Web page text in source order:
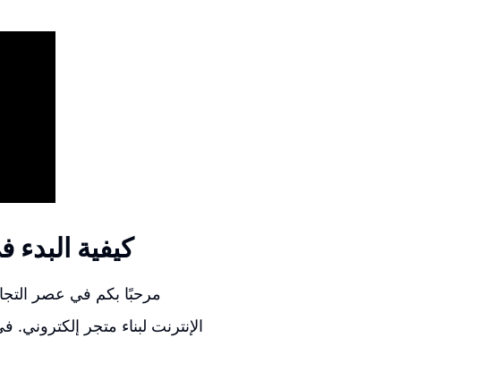
كيفية البدء
مرحبًا بكم في عصر
الإنترنت لبناء متجر